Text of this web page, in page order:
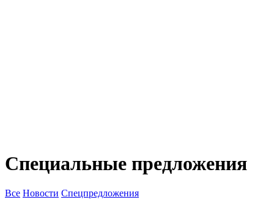
Специальные предложения
Все Новости Спецпредложения